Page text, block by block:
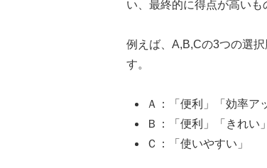
い、最終的に得点が高いも
例えば、A,B,Cの3つの選
す。
Ａ：「便利」「効率ア
Ｂ：「便利」「きれい
Ｃ：「使いやすい」